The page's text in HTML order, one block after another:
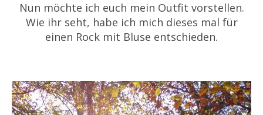
Nun möchte ich euch mein Outfit vorstellen.
Wie ihr seht, habe ich mich dieses mal für
einen Rock mit Bluse entschieden.